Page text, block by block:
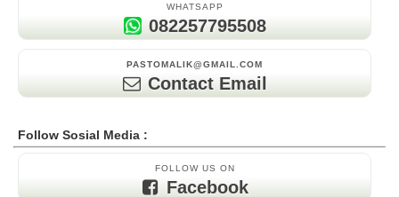
WHATSAPP
082257795508
PASTOMALIK@GMAIL.COM
Contact Email
Follow Sosial Media :
FOLLOW US ON
Facebook